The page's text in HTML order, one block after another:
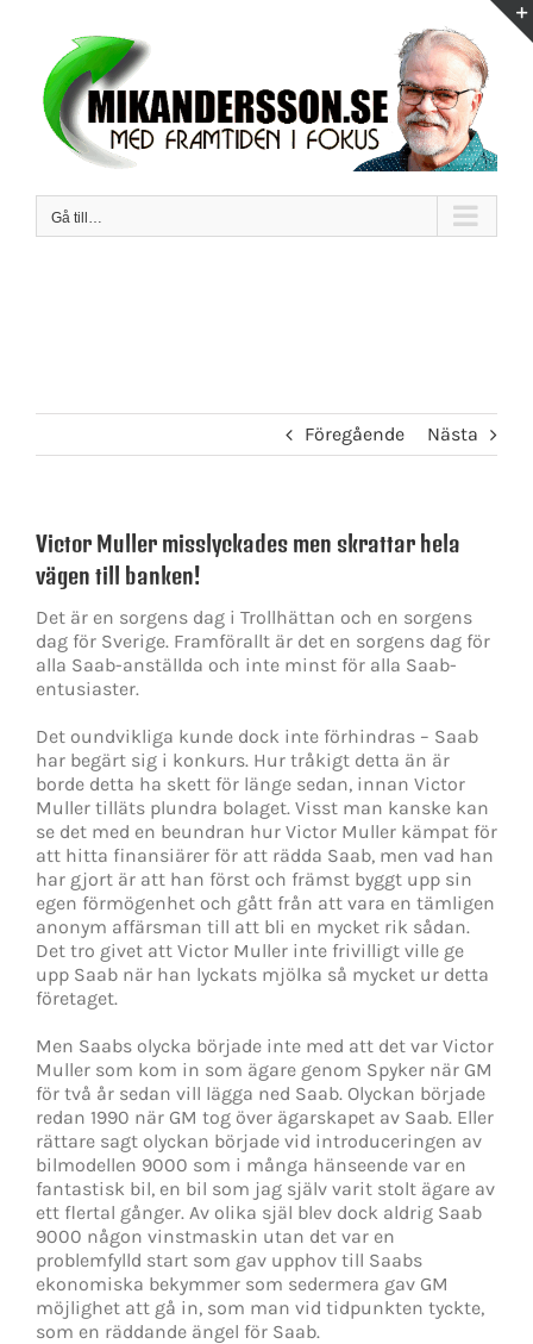
innehållet
Gå till…
Föregående Nästa
Victor Muller misslyckades men skrattar hela
vägen till banken!
Det är en sorgens dag i Trollhättan och en sorgens
dag för Sverige. Framförallt är det en sorgens dag för
alla Saab-anställda och inte minst för alla Saab-
entusiaster.
Det oundvikliga kunde dock inte förhindras – Saab
har begärt sig i konkurs. Hur tråkigt detta än är
borde detta ha skett för länge sedan, innan Victor
Muller tilläts plundra bolaget. Visst man kanske kan
se det med en beundran hur Victor Muller kämpat för
att hitta finansiärer för att rädda Saab, men vad han
har gjort är att han först och främst byggt upp sin
egen förmögenhet och gått från att vara en tämligen
anonym affärsman till att bli en mycket rik sådan.
Det tro givet att Victor Muller inte frivilligt ville ge
upp Saab när han lyckats mjölka så mycket ur detta
företaget.
Men Saabs olycka började inte med att det var Victor
Muller som kom in som ägare genom Spyker när GM
för två år sedan vill lägga ned Saab. Olyckan började
redan 1990 när GM tog över ägarskapet av Saab. Eller
rättare sagt olyckan började vid introduceringen av
bilmodellen 9000 som i många hänseende var en
fantastisk bil, en bil som jag själv varit stolt ägare av
ett flertal gånger. Av olika själ blev dock aldrig Saab
9000 någon vinstmaskin utan det var en
problemfylld start som gav upphov till Saabs
ekonomiska bekymmer som sedermera gav GM
möjlighet att gå in, som man vid tidpunkten tyckte,
som en räddande ängel för Saab.